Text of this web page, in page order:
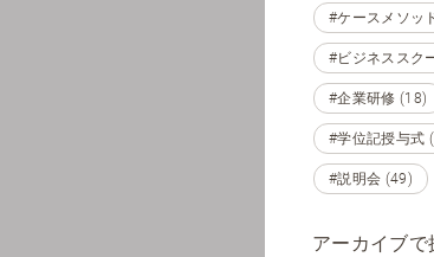
#ケースメソッ
#ビジネススク
#企業研修 (18)
#学位記授与式
#説明会 (49)
アーカイブで